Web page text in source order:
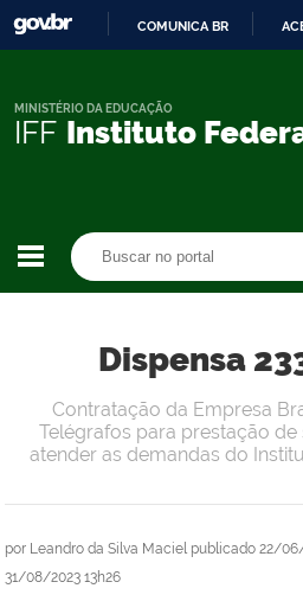
COMUNICA BR
IFF Instituto
MINISTÉRIO DA EDUCAÇÃO
Dispensa
por Leandro da Silva Maciel publicado 22/
31/08/2023 13h26
Contratação da Empresa
Telégrafos para prestação
atender as demandas do